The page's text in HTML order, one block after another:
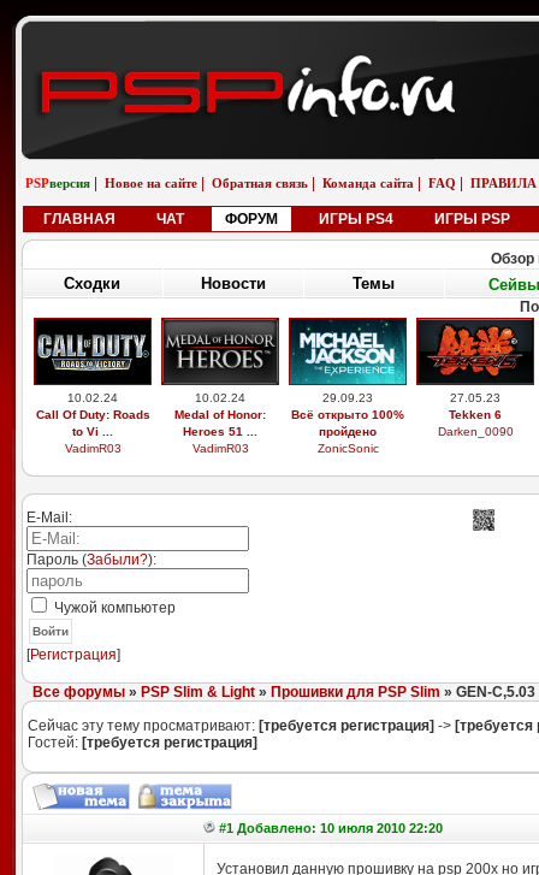
PSPверсия Новое на сайте Обратная связь Команда сайта FAQ ПРАВИЛА
ГЛАВНАЯ ЧАТ ФОРУМ ИГРЫ PS4 ИГРЫ PSP
Обзор
Сходки Новости Темы Сейвы
10.02.24
Call Of Duty: Roads
to Vi ...
VadimR03
10.02.24
Medal of Honor:
Heroes 51 ...
VadimR03
29.09.23
Всё открыто 100%
пройдено
ZonicSonic
27.05.23
Tekken 6
Darken_0090
E-Mail:
Пароль (Забыли?):
Чужой компьютер
Войти
[Регистрация]
Все форумы» PSP Slim & Light» Прошивки для PSP Slim » GEN-C,5.03
Сейчас эту тему просматривают: [требуется регистрация] -> [требуется
Гостей: [требуется регистрация]
#1 Добавлено: 10 июля 2010 22:20
Установил данную прошивку на psp 200x но